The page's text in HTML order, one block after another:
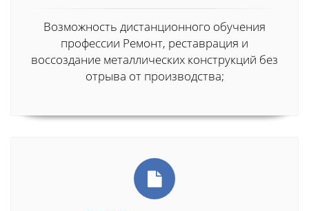
Возможность дистанционного обучения
профессии Ремонт, реставрация и
воссоздание металлических конструкций без
отрыва от производства;